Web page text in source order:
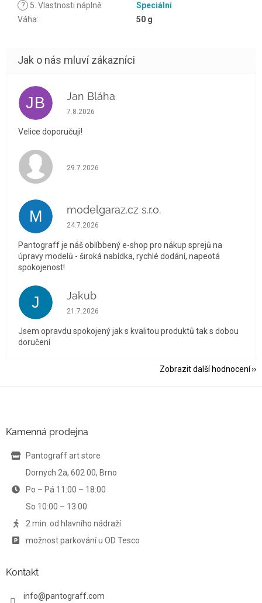
? 5. Vlastnosti náplně:
Speciální
Váha: 50 g
JB Jan Bláha
Hodnocení obchodu je 5 z 5 hvězdiček.
7.8.2026
Velice doporučuji!
Hodnocení obchodu je 5 z 5 hvězdiček.
29.7.2026
M modelgaraz.cz s.r.o.
Hodnocení obchodu je 5 z 5 hvězdiček.
24.7.2026
Pantograff je náš oblíbbený e-shop pro nákup sprejů na
úpravy modelů - široká nabídka, rychlé dodání, napeotá
spokojenost!
J Jakub
Hodnocení obchodu je 5 z 5 hvězdiček.
21.7.2026
Jsem opravdu spokojený jak s kvalitou produktů tak s dobou
doručení
Zobrazit další hodnocení
Kamenná prodejna
Pantograff art store
Dornych 2a, 602 00, Brno
Po – Pá 11:00 – 18:00
So 10:00 – 13:00
2 min. od hlavního nádraží
možnost parkování u OD Tesco
Kontakt
info@pantograff.com